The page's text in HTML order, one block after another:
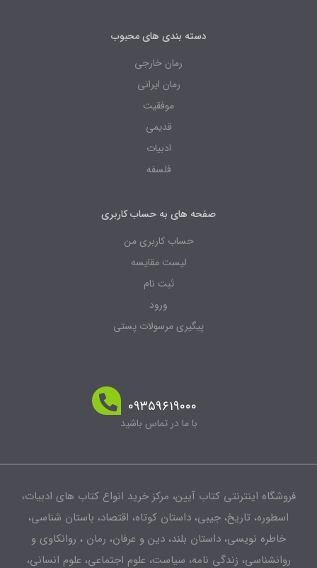
دسته بندی های محبوب
رمان خارجی
رمان ایرانی
موفقیت
قدیمی
ادبیات
فلسفه
صفحه های به حساب کاربری
حساب کاربری من
لیست مقایسه
ثبت نام
ورود
پیگیری مرسولات پستی
۰۹۳۵۹۶۱۹۰۰۰
با ما در تماس باشید
فروشگاه اینترنتی کتاب آیین، مرکز خرید انواع کتاب های ادبیات،
اسطوره، تاریخ، جیبی، داستان کوتاه، اقتصاد، باستان شناسی،
خاطره نویسی، داستان بلند، دین و عرفان، رمان ، روانکاوی و
روانشناسی، زندگی نامه، سیاست، علوم اجتماعی، علوم انسانی،